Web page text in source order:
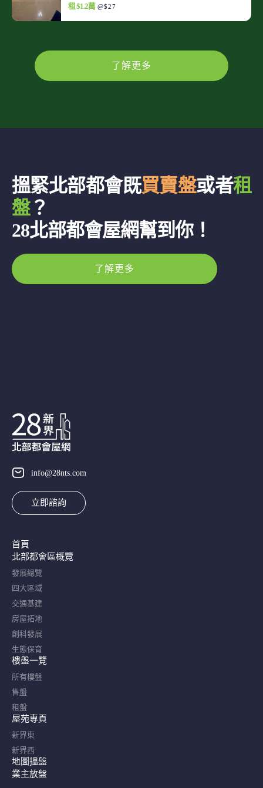
租 $1.2萬 @$27
了解更多
搵緊北部都會既買賣盤或者租
盤？
28北部都會屋網幫到你！
了解更多
info@28nts.com
立即諮詢
首頁
北部都會區概覽​
發展總覽
四大區域
交通基建
房屋拓地
創科發展
生態保育
樓盤一覽
所有樓盤
售盤
租盤
屋苑專頁
新界東
新界西
地圖搵盤
業主放盤